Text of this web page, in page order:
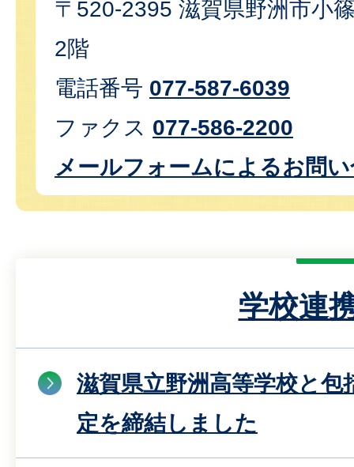
〒520-2395 滋賀県野洲市小
2階
電話番号 077-587-6039
ファクス 077-586-2200
メールフォームによるお問
学校連
滋賀県立野洲高等学校と包
定を締結しました